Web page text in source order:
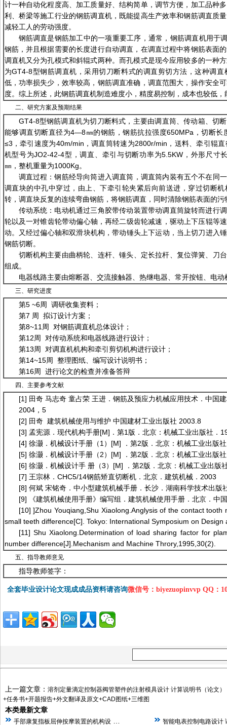
计一种自动化程度高、加工质量好、结构简单，调节方便，加工品种
利、桥梁等施工行业的钢筋调直机，既能提高生产效率和钢筋调直质
减轻工人的劳动强度。
钢筋调直是钢筋加工中的一项重要工序，通常，钢筋调直机用于
钢筋，并且根据需要的长度进行自动调直，在调直过程中将钢筋表面
调直机又分为孔模式和斜辊式两种。而孔模式是现今应用较多的一种
为GT4-8型钢筋调直机，采用切刀断料式的调直剪切方法，这种调
低，功率损失少，效率较高，钢筋调直准确，调直范围大，操作安全
度。综上所述，此钢筋调直机制造难度小，精度易控制，成本也较低
二、研究方案及预期结果
GT4-8型钢筋调直机为切刀断料式，主要由调直筒、传动箱、切
能够调直切断直径为4—8㎜的钢筋，钢筋抗拉强度650MPa，切断长
≤3，牵引速度为40m/min，调直筒转速为2800r/min，送料、牵引辊
机型号为JO2-42-4型，调直、牵引与切断功率为5.5KW，外形尺寸
㎜，整机重量为1000Kg。
调直过程：钢筋经导向筒进入调直筒，调直筒内装有五个不在同
调直块的中孔中穿过，由上、下牵引轮夹紧后向前送进，穿过切断
转，调直块反复的连续弯曲钢筋，将钢筋调直，同时清除钢筋表面的污
传动系统：电动机通过三角胶带传动装置带动调直筒旋转而进行
轮以及一对锥齿轮带动偏心轴，再经二级齿轮减速，驱动上下压辊等
动。又经过偏心轴和双滑块机构，带动锤头上下运动，当上切刀进入
钢筋切断。
切断机构主要由曲柄轮、连杆、锤头、定长拉杆、复位弹簧、刀
组成。
电器线路主要由熔断器、交流接触器、热继电器、常开按钮、电
三、研究进度
第5 ~6周 调研收集资料；
第7 周 拟订设计方案；
第8~11周 对钢筋调直机总体设计；
第12周 对传动系统和电器线路进行设计；
第13周 对调直机机构和牵引剪切机构进行设计；
第14~15周 整理图纸、编写设计说明书；
第16周 进行论文的检查并准备答辩
四、主要参考文献
[1] 田奇 马志奇 童占荣 王进．钢筋及预应力机械应用技术．中国
2004，5
[2] 田奇 建筑机械使用与维护 中国建材工业出版社 2003.8
[3] 孟宪源．现代机构手册[M]．第1版．北京：机械工业出版社．
[4] 徐灏．机械设计手册（1）[M] ．第2版．北京：机械工业出版
[5] 徐灏．机械设计手册（2）[M] ．第2版．北京：机械工业出版
[6] 徐灏．机械设计手 册（3）[M] ．第2版．北京：机械工业出版
[7] 王宗林．CHC5/14钢筋矫直切断机．北京．建筑机械．2003
[8] 何斌 宋铭奇．中小型建筑机械手册．长沙．湖南科学技术出版
[9] 《建筑机械使用手册》编写组．建筑机械使用手册．北京．中
[10] ]Zhou Youqiang,Shu Xiaolong.Anglysis of the contact
small teeth difference[C]. Tokyo: International Symposium on Design
[11] Shu Xiaolong.Determination of load sharing factor for
number difference[J].Mechanism and Machine Throry,1995,30(2).
五、指导教师意见
指导教师签字：
全套毕业设计论文现成成品资料请咨询微信号：biyezuopinvvp QQ
上一篇文章： 溶剂定量滴定控制器阀管塑件的注射模具设计 计算说明书（论文）
+任务书+开题报告+外文翻译及原文+CAD图纸+三维图
本类最新文章
手部康复指板屈伸按摩装置的机构设 智能电表控制电路设计